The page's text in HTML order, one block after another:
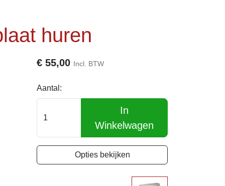
huren
€ 55,00 Incl. BTW
Aantal:
In
Winkelwagen
Opties bekijken